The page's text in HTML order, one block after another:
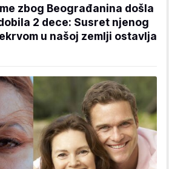
zbog Beograđanina došla
2 dece: Susret njenog
u našoj zemlji ostavlja